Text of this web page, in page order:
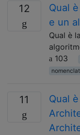
12
Qual
e un
Qual è
103
11
Qual